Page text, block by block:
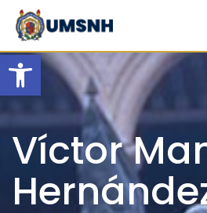
Open toolbar
Skip
content
Víctor